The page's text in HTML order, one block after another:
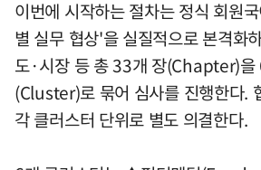
이번에 시작하는 절차는 정식 회원
별 실무 협상'을 실질적으로 본격화
도·시장 등 총 33개 장(Chapter)을
(Cluster)로 묶어 심사를 진행한다.
각 클러스터 단위로 별도 의결한다.